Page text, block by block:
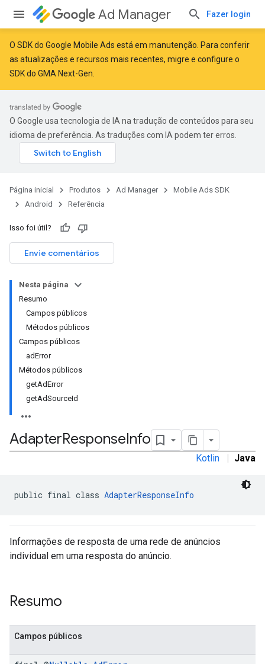
Ad Manager Fazer login
O SDK do Google Mobile Ads está em manutenção. Para conferir
as atualizações e recursos mais recentes, migre e configure o
SDK do GMA Next-Gen
O Google usa tecnologia de IA na tradução de conteúdos para seu
idioma de preferência. As traduções com IA podem ter erros.
Página inicial Produtos Ad Manager
Mobile Ads SDK
Android
Referência
Isso foi útil?
Envie comentários
Nesta página
Resumo
Campos públicos
Métodos públicos
Campos públicos
adError
Métodos públicos
getAdError
getAdSourceId
AdapterResponseInfo
Kotlin | Java
public final class AdapterResponseInfo
Informações de resposta de uma rede de anúncios
individual em uma resposta do anúncio.
Resumo
Campos públicos